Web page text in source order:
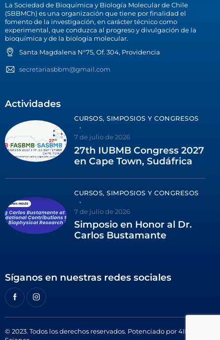
La Sociedad de Bioquímica y Biología Molecular de Chile
(SBBMCh) es una organización que tiene por finalidad el
fomento de la investigación, en carácter técnico como
experimental, que conduzca al progreso y divulgación de la
bioquímica y de la biología molecular.
Santa Magdalena N°75, Of. 304, Providencia
secretariasbbm@gmail.com
Actividades
CURSOS, SIMPOSIOS Y CONGRESOS
7 de julio de 2026
27th IUBMB Congress 2027
en Cape Town, Sudáfrica
CURSOS, SIMPOSIOS Y CONGRESOS
7 de julio de 2026
Simposio en Honor al Dr.
Carlos Bustamante
Síganos en nuestras redes sociales
© 2023. Todos los derechos reservados. Potenciado por4ID